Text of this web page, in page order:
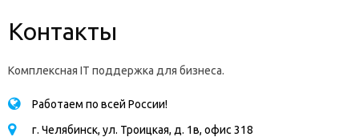
Контакты
Комплексная IT поддержка для бизнеса.
Работаем по всей России!
г. Челябинск, ул. Троицкая, д. 1в, офис 318